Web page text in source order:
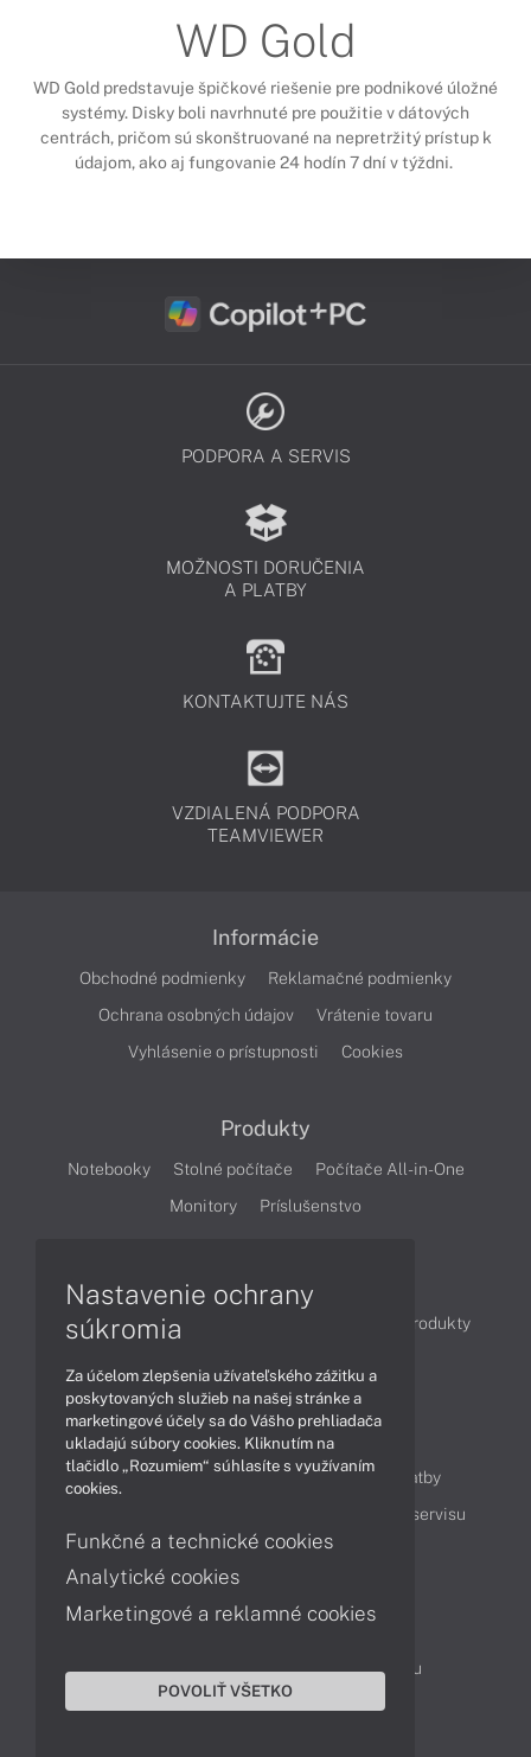
WD Gold
WD Gold predstavuje špičkové riešenie pre podnikové úložné
systémy. Disky boli navrhnuté pre použitie v dátových
centrách, pričom sú skonštruované na nepretržitý prístup k
údajom, ako aj fungovanie 24 hodín 7 dní v týždni.
PODPORA A SERVIS
MOŽNOSTI DORUČENIA
A PLATBY
KONTAKTUJTE NÁS
VZDIALENÁ PODPORA
TEAMVIEWER
Informácie
Obchodné podmienky
Reklamačné podmienky
Ochrana osobných údajov
Vrátenie tovaru
Vyhlásenie o prístupnosti
Cookies
Produkty
Notebooky Stolné počítače
Počítače All-in-One
Monitory
Príslušenstvo
Články
Obchodné informácie
Produkty
Obsah
Ako nakupovať
Možnosti doručenia a platby
Cenník servisu
Kontakty
Servisné oddelenie
Reklamácia tovaru
Nastavenie ochrany
súkromia
Za účelom zlepšenia užívateľského zážitku a
poskytovaných služieb na našej stránke a
marketingové účely sa do Vášho prehliadača
ukladajú súbory cookies. Kliknutím na
tlačidlo „Rozumiem“ súhlasíte s využívaním
cookies.
Funkčné a technické cookies
Analytické cookies
Marketingové a reklamné cookies
POVOLIŤ VŠETKO